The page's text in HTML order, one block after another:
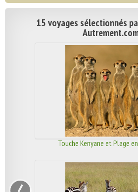
15 voyages sélectionnés
Touche Kenyane et Plage